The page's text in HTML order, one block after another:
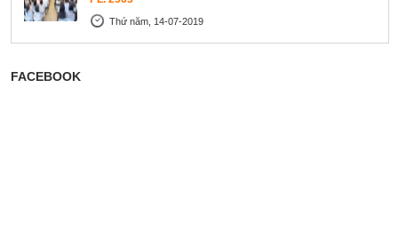
Thứ năm, 14-07-2019
FACEBOOK